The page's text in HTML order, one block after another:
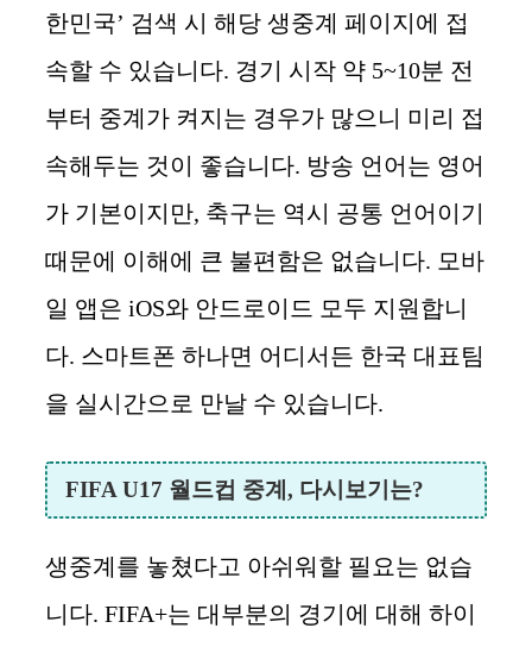
한민국’ 검색 시 해당 생중계 페이지에 접
속할 수 있습니다. 경기 시작 약 5~10분 전
부터 중계가 켜지는 경우가 많으니 미리 접
속해두는 것이 좋습니다. 방송 언어는 영어
가 기본이지만, 축구는 역시 공통 언어이기
때문에 이해에 큰 불편함은 없습니다. 모바
일 앱은 iOS와 안드로이드 모두 지원합니
다. 스마트폰 하나면 어디서든 한국 대표팀
을 실시간으로 만날 수 있습니다.
FIFA U17 월드컵 중계, 다시보기는?
생중계를 놓쳤다고 아쉬워할 필요는 없습
니다. FIFA+는 대부분의 경기에 대해 하이